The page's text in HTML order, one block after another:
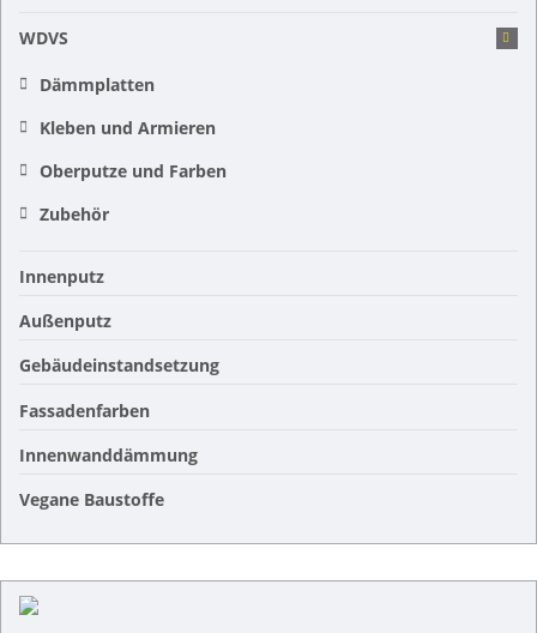
WDVS
Dämmplatten
Kleben und Armieren
Oberputze und Farben
Zubehör
Innenputz
Außenputz
Gebäudeinstandsetzung
Fassadenfarben
Innenwanddämmung
Vegane Baustoffe